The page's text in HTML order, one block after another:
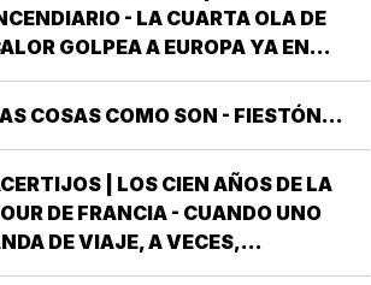
DE "REVENTARLE" EL TEMA
LA UNIVERSIDAD POPULAR
- LA CUARTA OLA DE
GOLPEA A EUROPA YA EN
CANÍCULA Y TODO PINTA A
ESTE 2026 SE UBICARÁ COMO EL
EN PRIMAVERA ROMPIÓ
LOS…
COSAS COMO SON - FIESTÓN...
| LOS CIEN AÑOS DE LA
DE FRANCIA - CUANDO UNO
DE VIAJE, A VECES,
OCURREN